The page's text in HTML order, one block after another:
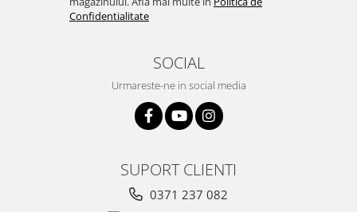
Confidentialitate
SOCIAL
Urmareste-ne in social media
SUPORT CLIENTI
0371 237 082